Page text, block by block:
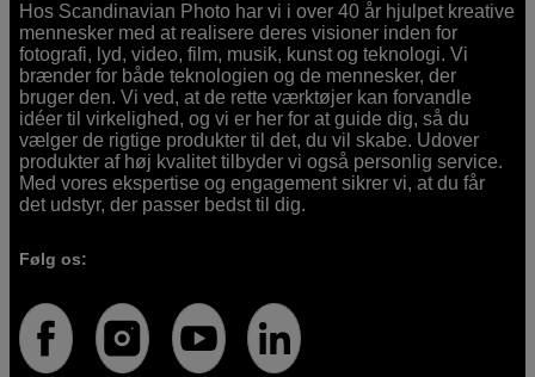
Hos Scandinavian Photo har vi i over 40 år hjulpet kreative
mennesker med at realisere deres visioner inden for
fotografi, lyd, video, film, musik, kunst og teknologi. Vi
brænder for både teknologien og de mennesker, der
bruger den. Vi ved, at de rette værktøjer kan forvandle
idéer til virkelighed, og vi er her for at guide dig, så du
vælger de rigtige produkter til det, du vil skabe. Udover
produkter af høj kvalitet tilbyder vi også personlig service.
Med vores ekspertise og engagement sikrer vi, at du får
det udstyr, der passer bedst til dig.
Følg os: